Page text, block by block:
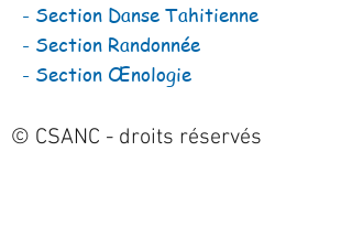
- Section Danse Tahitienne
- Section Randonnée
- Section Œnologie
© CSANC - droits réservés